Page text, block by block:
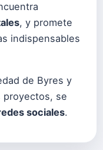
, y promete
indispensables
de Byres y
proyectos, se
sociales.